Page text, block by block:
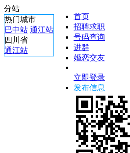
分站
热门城市
巴中站 通江站
四川省
通江站
首页
招聘求职
号码查询
进群
婚恋交友
立即登录
发布信息